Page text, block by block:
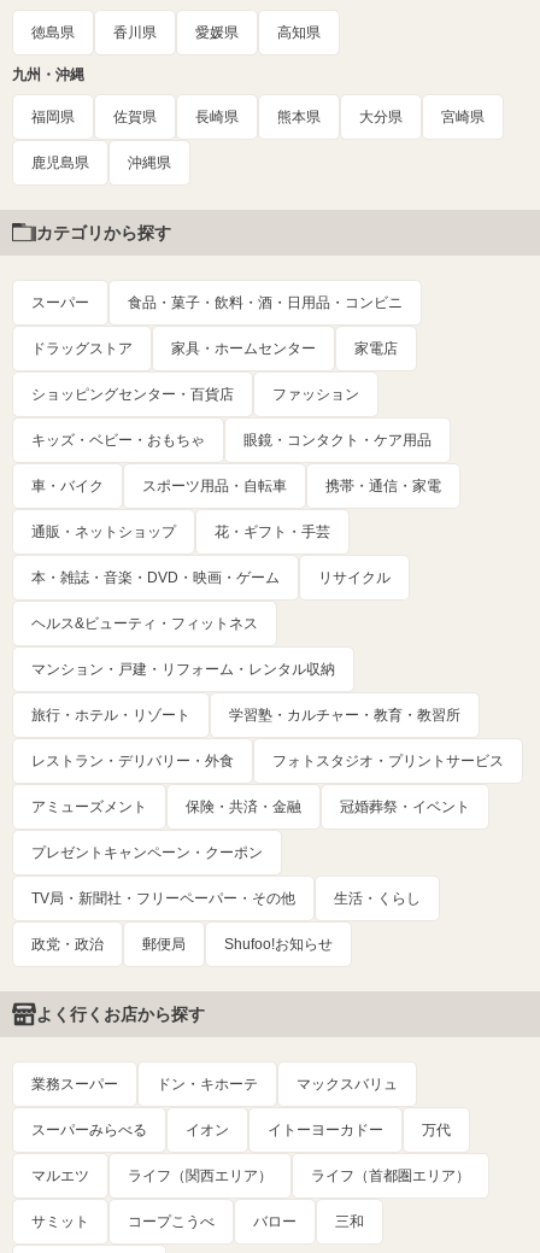
徳島県 香川県 愛媛県 高知県
九州・沖縄
福岡県 佐賀県 長崎県 熊本県 大分県 宮崎県
鹿児島県 沖縄県
カテゴリから探す
スーパー 食品・菓子・飲料・酒・日用品・コンビニ
ドラッグストア 家具・ホームセンター 家電店
ショッピングセンター・百貨店 ファッション
キッズ・ベビー・おもちゃ 眼鏡・コンタクト・ケア用品
車・バイク スポーツ用品・自転車 携帯・通信・家電
通販・ネットショップ 花・ギフト・手芸
本・雑誌・音楽・DVD・映画・ゲーム リサイクル
ヘルス&ビューティ・フィットネス
マンション・戸建・リフォーム・レンタル収納
旅行・ホテル・リゾート 学習塾・カルチャー・教育・教習所
レストラン・デリバリー・外食 フォトスタジオ・プリントサービス
アミューズメント 保険・共済・金融 冠婚葬祭・イベント
プレゼントキャンペーン・クーポン
TV局・新聞社・フリーペーパー・その他 生活・くらし
政党・政治 郵便局 Shufoo!お知らせ
よく行くお店から探す
業務スーパー ドン・キホーテ マックスバリュ
スーパーみらべる イオン イトーヨーカドー 万代
マルエツ ライフ（関西エリア） ライフ（首都圏エリア）
サミット コープこうべ バロー 三和